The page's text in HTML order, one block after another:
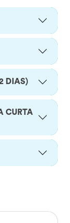
DIAS)
CURTA